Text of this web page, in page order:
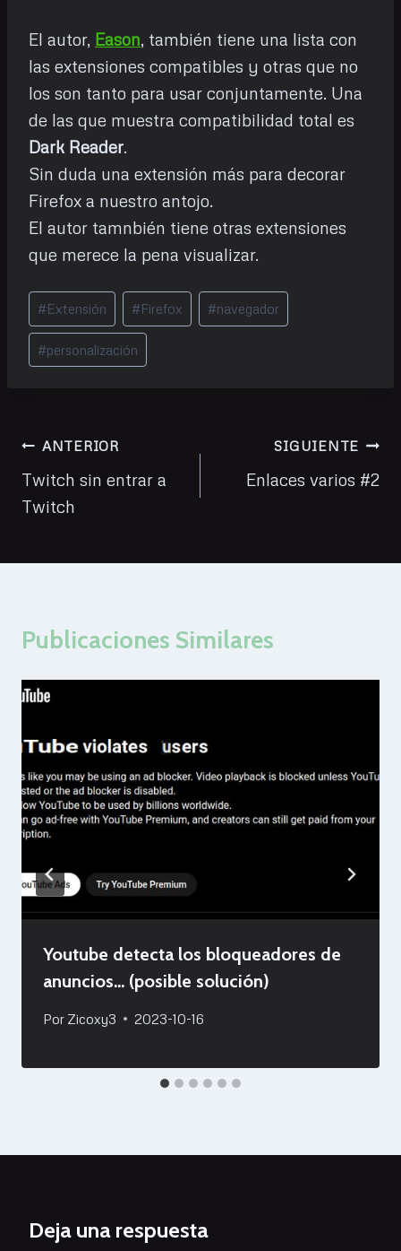
El autor, Eason, también tiene una lista con
las extensiones compatibles y otras que no
los son tanto para usar conjuntamente. Una
de las que muestra compatibilidad total es
Dark Reader.
Sin duda una extensión más para decorar
Firefox a nuestro antojo.
El autor tamnbién tiene otras extensiones
que merece la pena visualizar.
Etiquetas
de
la
#Extensión #Firefox #navegador
#personalización
Navegación
de
entradas
ANTERIOR
Twitch sin entrar a
Twitch
SIGUIENTE
Enlaces varios #2
Publicaciones Similares
Youtube detecta los bloqueadores de
anuncios… (posible solución)
Por Zicoxy3 2023-10-16
Deja una respuesta